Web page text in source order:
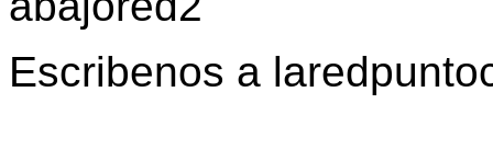
Escribenos a